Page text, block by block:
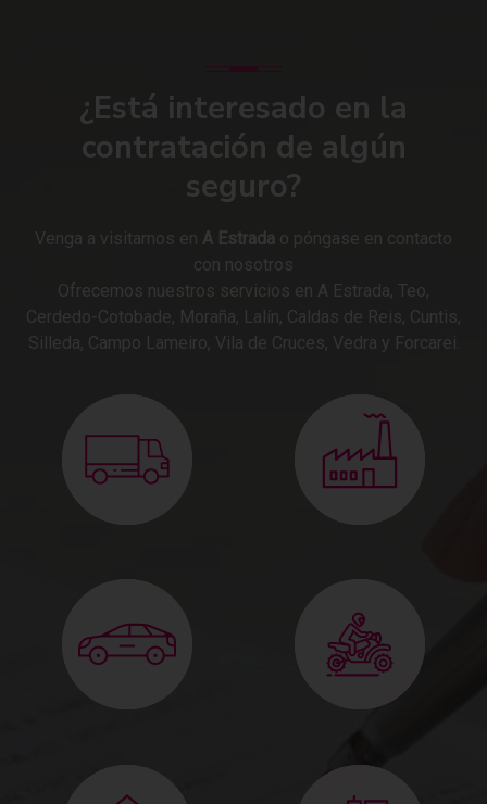
¿Está interesado en la
contratación de algún
seguro?
Venga a visitarnos en A Estrada o póngase en contacto
con nosotros
Ofrecemos nuestros servicios en A Estrada, Teo,
Cerdedo-Cotobade, Moraña, Lalín, Caldas de Reis, Cuntis,
Silleda, Campo Lameiro, Vila de Cruces, Vedra y Forcarei.